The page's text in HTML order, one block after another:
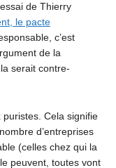
de Thierry
le pacte
c’est
de la
serait contre-
puristes. Cela signifie
d’entreprises
(celles chez qui la
peuvent, toutes vont